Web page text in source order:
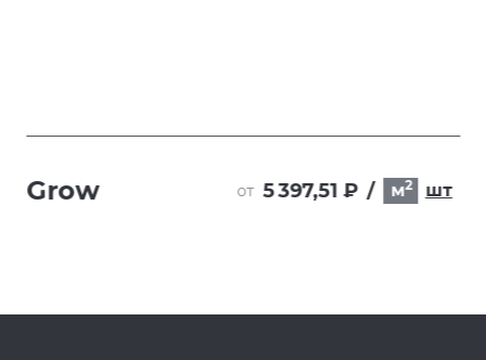
Grow от 5 397,51 ₽ / м2 шт